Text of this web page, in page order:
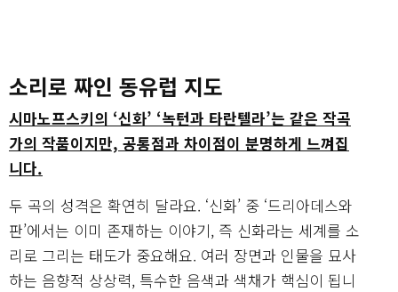
소리로 짜인 동유럽 지도
시마노프스키의 ‘신화’ ‘녹턴과 타란텔라’는 같은 작곡
가의 작품이지만, 공통점과 차이점이 분명하게 느껴집
니다.
두 곡의 성격은 확연히 달라요. ‘신화’ 중 ‘드리아데스와
판’에서는 이미 존재하는 이야기, 즉 신화라는 세계를 소
리로 그리는 태도가 중요해요. 여러 장면과 인물을 묘사
하는 음향적 상상력, 특수한 음색과 색채가 핵심이 됩니